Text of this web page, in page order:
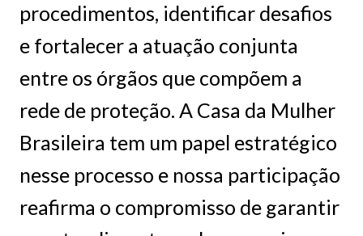
procedimentos, identificar desafios
e fortalecer a atuação conjunta
entre os órgãos que compõem a
rede de proteção. A Casa da Mulher
Brasileira tem um papel estratégico
nesse processo e nossa participação
reafirma o compromisso de garantir